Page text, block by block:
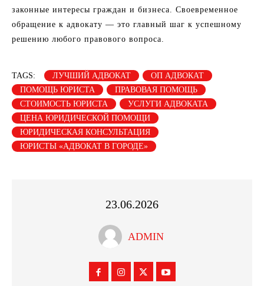
законные интересы граждан и бизнеса. Своевременное
обращение к адвокату — это главный шаг к успешному
решению любого правового вопроса.
TAGS: ЛУЧШИЙ АДВОКАТ
ОП АДВОКАТ
ПОМОЩЬ ЮРИСТА
ПРАВОВАЯ ПОМОЩЬ
СТОИМОСТЬ ЮРИСТА
УСЛУГИ АДВОКАТА
ЦЕНА ЮРИДИЧЕСКОЙ ПОМОЩИ
ЮРИДИЧЕСКАЯ КОНСУЛЬТАЦИЯ
ЮРИСТЫ «АДВОКАТ В ГОРОДЕ»
23.06.2026
ADMIN